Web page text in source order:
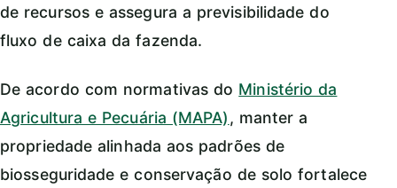
de recursos e assegura a previsibilidade do
fluxo de caixa da fazenda.
De acordo com normativas do Ministério da
Agricultura e Pecuária (MAPA), manter a
propriedade alinhada aos padrões de
biosseguridade e conservação de solo fortalece